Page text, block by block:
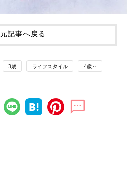
元記事へ戻る
3歳 ライフスタイル 4歳～